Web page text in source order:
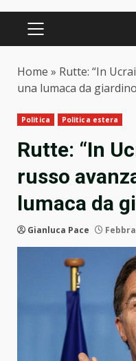
PRIMARY
Home » Rutte: “In
una lumaca da
Politica Politica estera
Rutte: “In
russo
lumaca da
Gianluca Pace